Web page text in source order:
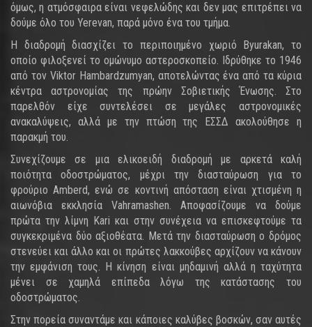
όμως, η ατμόσφαιρα είναι νεφελώδης και δεν μας επιτρέπει να
δούμε όλο του Yerevan, παρά μόνο ένα του τμήμα.
Η διαδρομή διασχίζει το περιποιημένο χωριό Byurakan, το
οποίο φιλοξενεί το ομώνυμο αστεροσκοπείο. Ιδρύθηκε το 1946
από τον Viktor Hambardzumyan, αποτελώντας ένα από τα κύρια
κέντρα αστρονομίας της πρώην Σοβιετικής Ένωσης. Στο
παρελθόν είχε συντελέσει σε μεγάλες αστρονομικές
ανακαλύψεις, αλλά με την πτώση της ΕΣΣΔ ακολούθησε η
παρακμή του.
Συνεχίζουμε σε μια ελικοειδή διαδρομή με αρκετά καλή
ποιότητα οδοστρώματος, μέχρι την διασταύρωση για το
φρούριο Amberd, ενώ σε κοντινή απόσταση είναι χτισμένη η
αιωνόβια εκκλησία Vahramashen. Αποφασίζουμε να δούμε
πρώτα την λίμνη Kari και στην συνέχεια να επισκεφτούμε τα
συγκεκριμένα δύο αξιοθέατα. Μετά την διασταύρωση ο δρόμος
στενεύει και άλλο και οι πρώτες λακκούβες αρχίζουν να κάνουν
την εμφάνιση τους. Η κίνηση είναι μηδαμινή αλλά η ταχύτητα
μένει σε χαμηλά επίπεδα λόγω της κατάστασης του
οδοστρώματος.
Στην πορεία συναντάμε και κάποιες καλύβες βοσκών, σαν αυτές